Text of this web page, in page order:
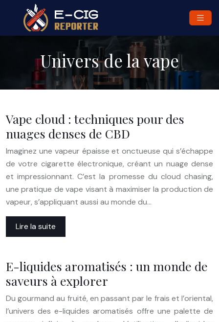
Univers de la vape
Vape cloud : techniques pour des
nuages denses de CBD
Imaginez une vapeur épaisse et onctueuse qui s’échappe
de votre cigarette électronique, créant un nuage dense
et impressionnant. C’est la promesse du cloud chasing,
une pratique de vape visant à maximiser la production de
vapeur, s’appliquant aussi au monde du…
Lire la suite
E-liquides aromatisés : un monde de
saveurs à explorer
Du gourmand au fruité, en passant par le frais et l’oriental,
l’univers des e-liquides aromatisés offre une palette de